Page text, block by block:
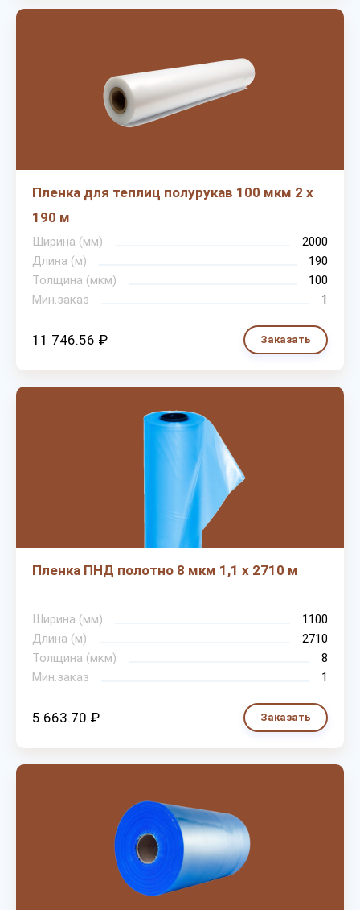
Пленка для теплиц полурукав 100 мкм 2 х
190 м
Ширина (мм)
2000
Длина (м)
190
Толщина (мкм)
100
Мин.заказ
1
11 746.56 ₽ Заказать
Пленка ПНД полотно 8 мкм 1,1 х 2710 м
Ширина (мм)
1100
Длина (м)
2710
Толщина (мкм)
8
Мин.заказ
1
5 663.70 ₽ Заказать